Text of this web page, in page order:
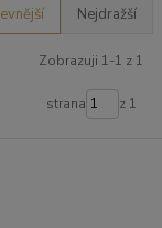
Nejdražší
Zobrazuji 1-1 z 1
strana z 1